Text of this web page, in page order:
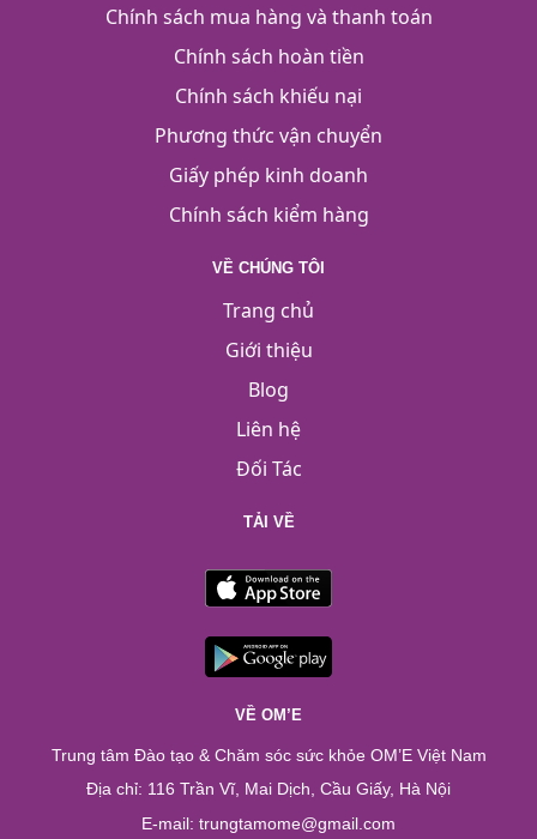
Chính sách mua hàng và thanh toán
Chính sách hoàn tiền
Chính sách khiếu nại
Phương thức vận chuyển
Giấy phép kinh doanh
Chính sách kiểm hàng
VỀ CHÚNG TÔI
Trang chủ
Giới thiệu
Blog
Liên hệ
Đối Tác
TẢI VỀ
VỀ OM’E
Trung tâm Đào tạo & Chăm sóc sức khỏe OM’E Việt Nam
Địa chỉ: 116 Trần Vĩ, Mai Dịch, Cầu Giấy, Hà Nội
E-mail: trungtamome@gmail.com